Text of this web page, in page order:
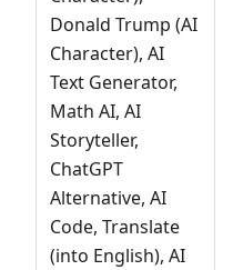
Donald Trump (AI
Character), AI
Text Generator,
Math AI, AI
Storyteller,
ChatGPT
Alternative, AI
Code, Translate
(into English), AI